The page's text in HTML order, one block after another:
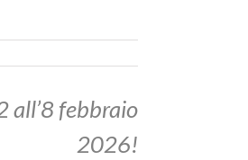
all’8 febbraio
2026!